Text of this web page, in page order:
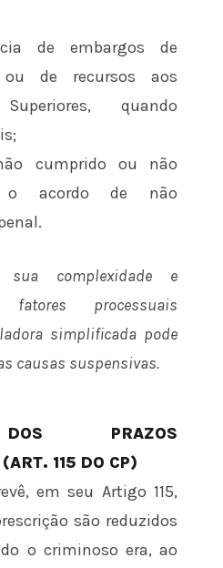
de embargos de
ou de recursos aos
quando
cumprido ou não
o acordo de não
complexidade e
processuais
simplificada pode
causas suspensivas.
PRAZOS
115 DO CP)
em seu Artigo 115,
são reduzidos
o criminoso era, ao